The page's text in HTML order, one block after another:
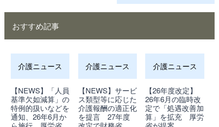
おすすめ記事
介護ニュース
【NEWS】「人員
基準欠如減算」の
特例的扱いなどを
通知、26年6月か
介護ニュース
【NEWS】サービ
ス類型等に応じた
介護報酬の適正化
を提言 27年度
介護ニュース
【26年度改定】
26年6月の臨時改
定で「処遇改善加
算」を拡充 厚労